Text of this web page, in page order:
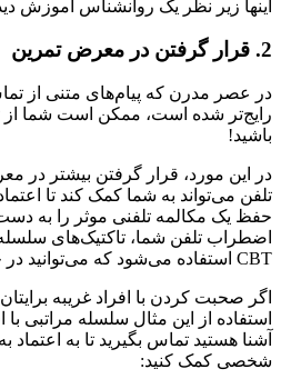
اینها زیر نظر یک روانشناس آموزش
2. قرار گرفتن در معرض تمرین
در عصر مدرن که پیام‌های متنی از
رایج‌تر شده است، ممکن است شما از
باشید!
در این مورد، قرار گرفتن بیشتر در
تلفن می‌تواند به شما کمک کند تا
حفظ یک مکالمه تلفنی موثر را به
اضطراب تلفن شما، تاکتیک‌های سلسله
CBT استفاده می‌شود که می‌توانید در خانه انجام دهید.
اگر صحبت کردن با افراد غریبه
استفاده از این مثال سلسله مراتبی با
آشنا هستید تماس بگیرید تا به
شخصی کمک کنید: